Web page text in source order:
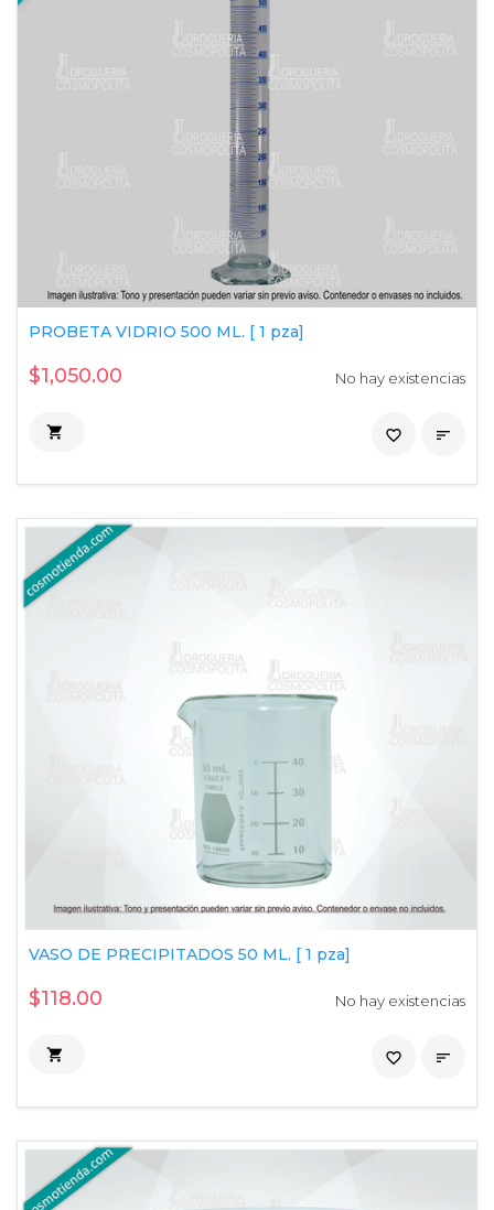
PROBETA VIDRIO 500 ML. [ 1 pza]
$1,050.00 No hay existencias
 
favorite_border
VASO DE PRECIPITADOS 50 ML. [ 1 pza]
$118.00 No hay existencias
 
favorite_border